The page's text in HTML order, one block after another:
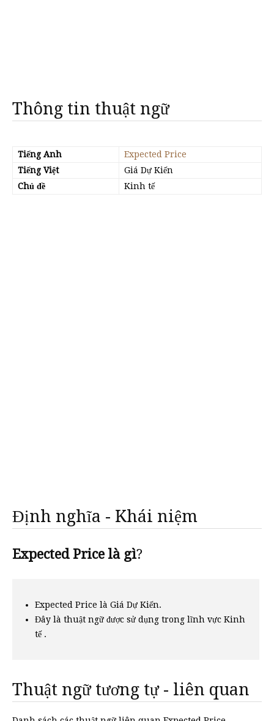
Thông tin thuật ngữ
Tiếng Anh
Expected Price
Tiếng Việt
Giá Dự Kiến
Chủ đề
Kinh tế
Định nghĩa - Khái niệm
Expected Price là gì?
Expected Price là Giá Dự Kiến.
Đây là thuật ngữ được sử dụng trong lĩnh vực Kinh
tế .
Thuật ngữ tương tự - liên quan